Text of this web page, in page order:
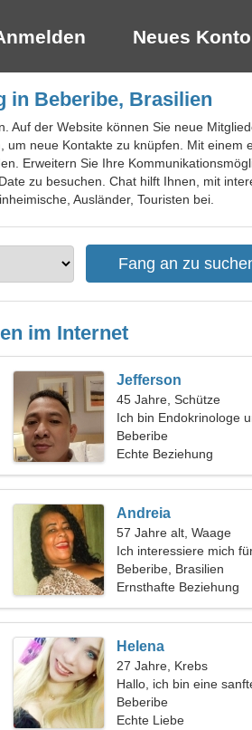
Neues
in Beberibe, Brasilien
Auf der Website können Sie neue
neue Kontakte zu knüpfen. Mit einem
Erweitern Sie Ihre
zu besuchen. Chat hilft Ihnen, mit
Ausländer, Touristen bei.
im Internet
Jefferson
45 Jahre, Schütze
Ich bin Endokrinologe
emotionale Frau
Beberibe
Echte Beziehung
Andreia
57 Jahre alt, Waage
Ich interessiere mich
Karaoke
Beberibe, Brasilien
Ernsthafte Beziehung
Helena
27 Jahre, Krebs
Hallo, ich bin eine
Beberibe
Echte Liebe